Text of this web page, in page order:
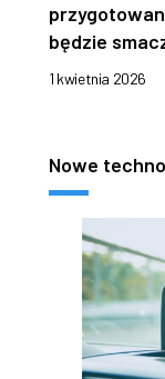
będzie
1 kwietnia 2026
Nowe